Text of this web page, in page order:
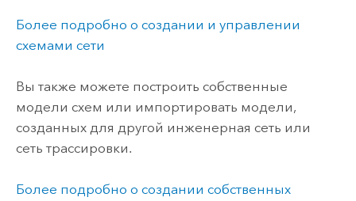
Более подробно о создании и управлении
схемами сети
Вы также можете построить собственные
модели схем или импортировать модели,
созданных для другой инженерная сеть или
сеть трассировки.
Более подробно о создании собственных